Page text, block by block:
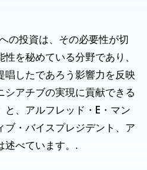
の投資は、その必要性が切
を秘めている分野であり、
唱したであろう影響力を反映
シアチブの実現に貢献できる
と、アルフレッド・E・マン
ブ・バイスプレジデント、ア
述べています。.